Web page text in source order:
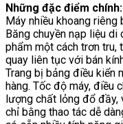
Những đặc điểm chính:
Máy nhiều khoang riêng
Băng chuyền nạp liệu
phẩm một cách trơn tru,
quay liên tục với bán
Trang bị bảng điều kiển
hàng. Tốc độ máy, điều
lượng chất lỏng đổ đầy,
chỉ bằng thao tác dễ